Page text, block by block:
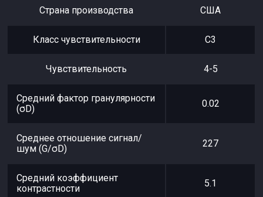
Страна производства США
Класс чувствительности С3
Чувствительность 4-5
Средний фактор гранулярности
(σD)
0.02
Среднее отношение сигнал/
шум (G/σD)
227
Средний коэффициент
контрастности
5.1